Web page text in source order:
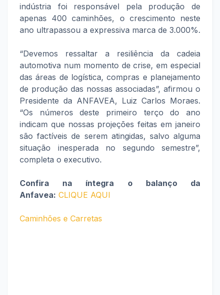
indústria foi responsável pela produção de
apenas 400 caminhões, o crescimento neste
ano ultrapassou a expressiva marca de 3.000%.
“Devemos ressaltar a resiliência da cadeia
automotiva num momento de crise, em especial
das áreas de logística, compras e planejamento
de produção das nossas associadas”, afirmou o
Presidente da ANFAVEA, Luiz Carlos Moraes.
“Os números deste primeiro terço do ano
indicam que nossas projeções feitas em janeiro
são factíveis de serem atingidas, salvo alguma
situação inesperada no segundo semestre”,
completa o executivo.
Confira na íntegra o balanço da
Anfavea: CLIQUE AQUI
Caminhões e Carretas